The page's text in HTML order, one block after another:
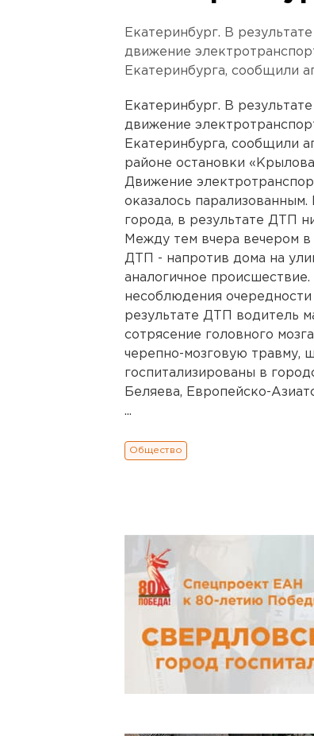
Екатеринбург. В
движение
Екатеринбурга, сообщили
Екатеринбург. В
движение
Екатеринбурга, сообщили
районе остановки
Движение
оказалось
города, в результате ДТП
Между тем вчера вечером в
ДТП - напротив дома на
аналогичное
несоблюдения
результате ДТП водитель
сотрясение головного
черепно-мозговую травму,
госпитализированы в
Беляева, Европейско-
...
Общество